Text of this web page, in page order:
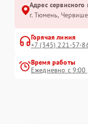
Адрес
г. Тюмень,
Горячая линия
+7 (345) 221-57-
Время работы
Ежедневно с